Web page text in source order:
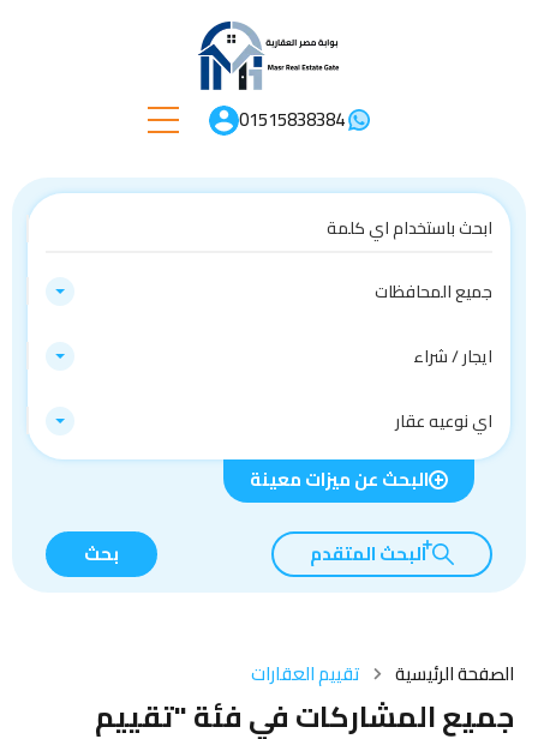
01515838384
جميع المحافظات
ايجار / شراء
اي نوعيه عقار
البحث عن ميزات معينة
البحث المتقدم بحث
الصفحة الرئيسية تقييم العقارات
جميع المشاركات في فئة "تقييم